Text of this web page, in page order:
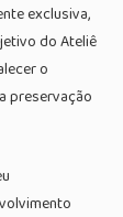
exclusiva,
do Ateliê
o
preservação